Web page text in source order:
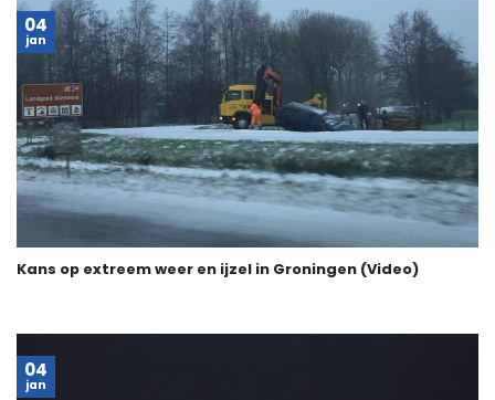
Kans op extreem weer en ijzel in Groningen (Video)
04
jan
04
jan